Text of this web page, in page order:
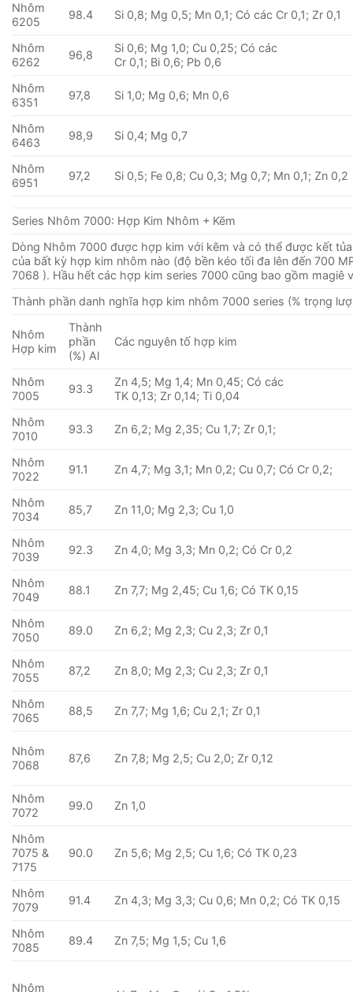
Nhôm
6205
98.4 Si 0,8; Mg 0,5; Mn 0,1; Có các Cr 0,1; Zr 0,1
Nhôm
6262
96,8
Si 0,6; Mg 1,0; Cu 0,25; Có các
Cr 0,1; Bi 0,6; Pb 0,6
Nhôm
6351
97,8 Si 1,0; Mg 0,6; Mn 0,6
Nhôm
6463
98,9 Si 0,4; Mg 0,7
Nhôm
6951
97,2 Si 0,5; Fe 0,8; Cu 0,3; Mg 0,7; Mn 0,1; Zn 0,2
Series Nhôm 7000: Hợp Kim Nhôm + Kẽm
Dòng Nhôm 7000 được hợp kim với kẽm và có thể được kết
của bất kỳ hợp kim nhôm nào (độ bền kéo tối đa lên đến 700
7068 ). Hầu hết các hợp kim series 7000 cũng bao gồm magiê
Thành phần danh nghĩa hợp kim nhôm 7000 series (% trọng
Nhôm
Hợp kim
Thành
phần
(%) Al
Các nguyên tố hợp kim
Nhôm
7005
93.3
Zn 4,5; Mg 1,4; Mn 0,45; Có các
TK 0,13; Zr 0,14; Ti 0,04
Nhôm
7010
93.3 Zn 6,2; Mg 2,35; Cu 1,7; Zr 0,1;
Nhôm
7022
91.1 Zn 4,7; Mg 3,1; Mn 0,2; Cu 0,7; Có Cr 0,2;
Nhôm
7034
85,7 Zn 11,0; Mg 2,3; Cu 1,0
Nhôm
7039
92.3 Zn 4,0; Mg 3,3; Mn 0,2; Có Cr 0,2
Nhôm
7049
88.1 Zn 7,7; Mg 2,45; Cu 1,6; Có TK 0,15
Nhôm
7050
89.0 Zn 6,2; Mg 2,3; Cu 2,3; Zr 0,1
Nhôm
7055
87,2 Zn 8,0; Mg 2,3; Cu 2,3; Zr 0,1
Nhôm
7065
88,5 Zn 7,7; Mg 1,6; Cu 2,1; Zr 0,1
Nhôm
7068
87,6 Zn 7,8; Mg 2,5; Cu 2,0; Zr 0,12
Nhôm
7072
99.0 Zn 1,0
Nhôm
7075 &
7175
90.0 Zn 5,6; Mg 2,5; Cu 1,6; Có TK 0,23
Nhôm
7079
91.4 Zn 4,3; Mg 3,3; Cu 0,6; Mn 0,2; Có TK 0,15
Nhôm
7085
89.4 Zn 7,5; Mg 1,5; Cu 1,6
Nhôm